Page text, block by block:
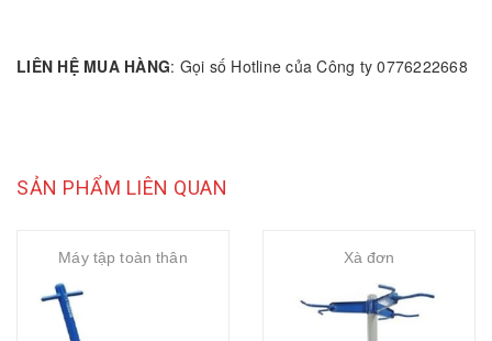
LIÊN HỆ MUA HÀNG: Gọi số Hotline của Công ty 0776222668
SẢN PHẨM LIÊN QUAN
Máy tập toàn thân Xà đơn